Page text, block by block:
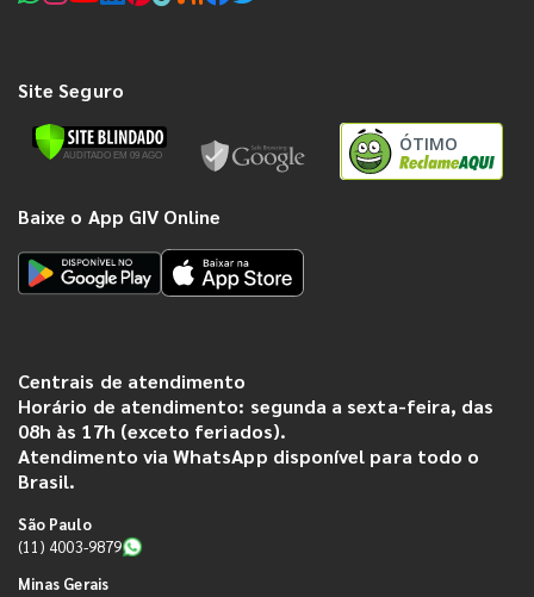
Site Seguro
ÓTIMO
Baixe o App GIV Online
Centrais de atendimento
Horário de atendimento: segunda a sexta-feira, das
08h às 17h (exceto feriados).
Atendimento via WhatsApp disponível para todo o
Brasil.
São Paulo
(11) 4003-9879
Minas Gerais